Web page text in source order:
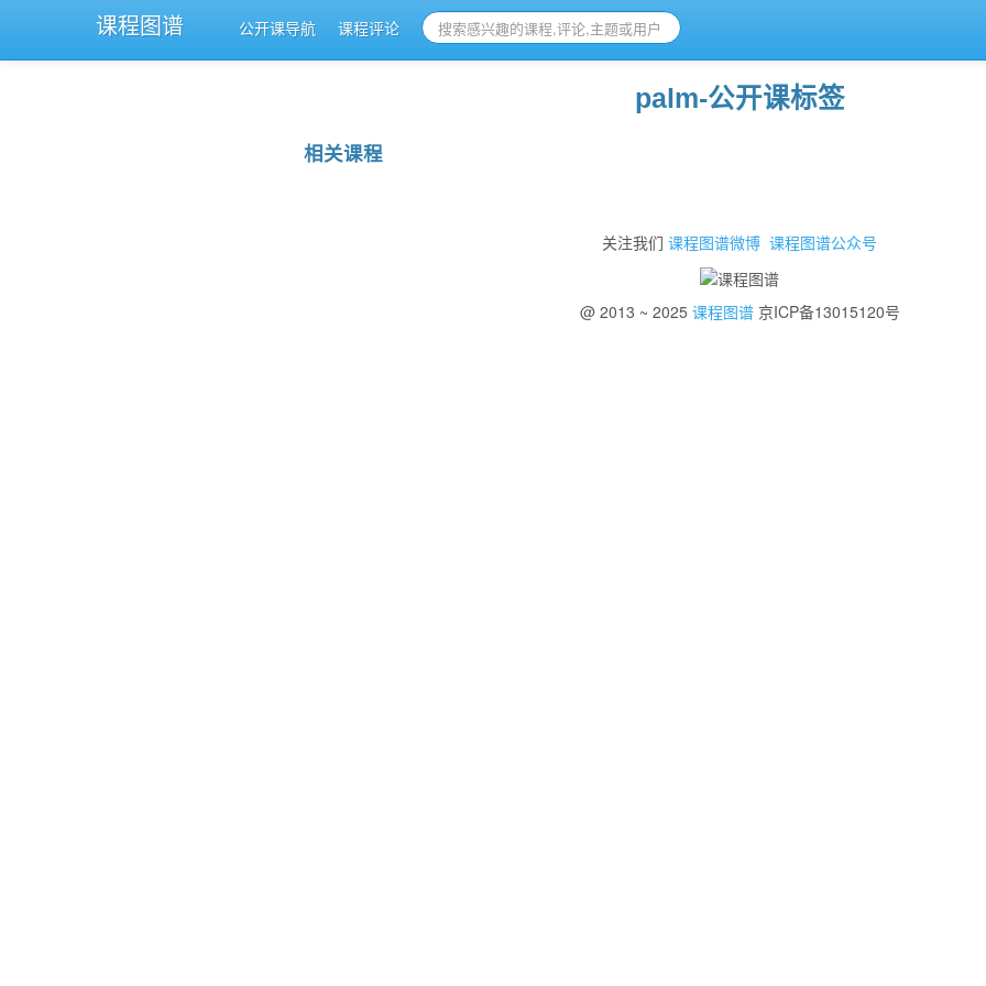
课程图谱 公开课导航 课程评论
palm-公开课标签
相关课程
关注我们 课程图谱微博 课程图谱公众号
@ 2013 ~ 2025 课程图谱京ICP备13015120号